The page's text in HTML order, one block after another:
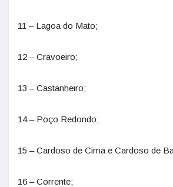
11 – Lagoa do Mato;
12 – Cravoeiro;
13 – Castanheiro;
14 – Poço Redondo;
15 – Cardoso de Cima e Cardoso de
16 – Corrente;